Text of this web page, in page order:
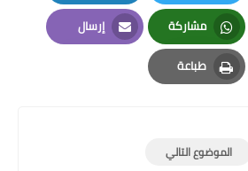
Twitter
LinkedIn
مشاركة
Whatsapp
إرسال
Email
طباعة
Print
الموضوع التالي